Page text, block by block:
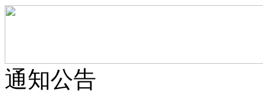
通知公告